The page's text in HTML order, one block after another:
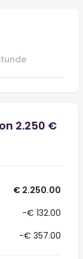
2.250 €
€ 2.250.00
-€ 132.00
-€ 357.00